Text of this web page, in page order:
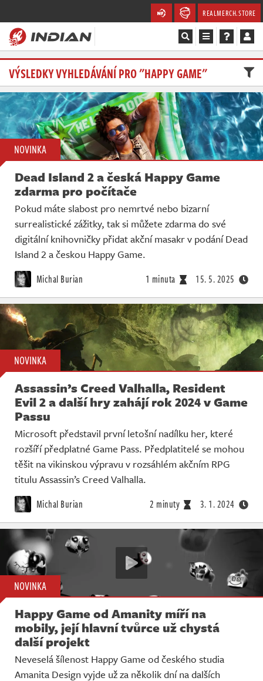
REALMERCH.STORE
Magazín
Recenze
Videa
Soutěže
Databáze
Komunita
Redakce
Živě
VÝSLEDKY VYHLEDÁVÁNÍ PRO "HAPPY GAME"
NOVINKA
Dead Island 2 a česká Happy Game
zdarma pro počítače
Pokud máte slabost pro nemrtvé nebo bizarní
surrealistické zážitky, tak si můžete zdarma do své
digitální knihovničky přidat akční masakr v podání Dead
Island 2 a českou Happy Game.
Michal Burian 1 minuta 15. 5. 2025
NOVINKA
Assassin’s Creed Valhalla, Resident
Evil 2 a další hry zahájí rok 2024 v Game
Passu
Microsoft představil první letošní nadílku her, které
rozšíří předplatné Game Pass. Předplatitelé se mohou
těšit na vikinskou výpravu v rozsáhlém akčním RPG
titulu Assassin’s Creed Valhalla.
Michal Burian 2 minuty 3. 1. 2024
NOVINKA
Happy Game od Amanity míří na
mobily, její hlavní tvůrce už chystá
další projekt
Neveselá šílenost Happy Game od českého studia
Amanita Design vyjde už za několik dní na dalších